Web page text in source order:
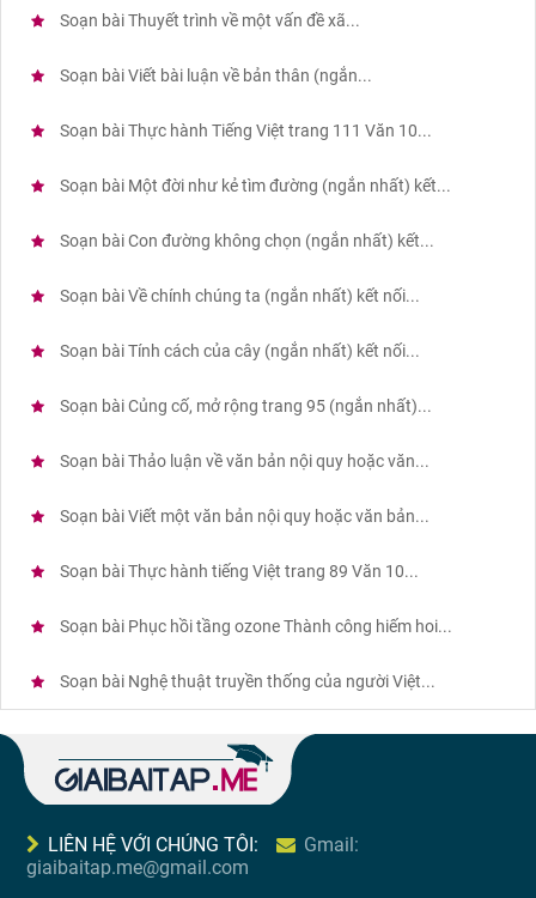
Soạn bài Thuyết trình về một vấn đề xã...
Soạn bài Viết bài luận về bản thân (ngắn...
Soạn bài Thực hành Tiếng Việt trang 111 Văn 10...
Soạn bài Một đời như kẻ tìm đường (ngắn nhất) kết...
Soạn bài Con đường không chọn (ngắn nhất) kết...
Soạn bài Về chính chúng ta (ngắn nhất) kết nối...
Soạn bài Tính cách của cây (ngắn nhất) kết nối...
Soạn bài Củng cố, mở rộng trang 95 (ngắn nhất)...
Soạn bài Thảo luận về văn bản nội quy hoặc văn...
Soạn bài Viết một văn bản nội quy hoặc văn bản...
Soạn bài Thực hành tiếng Việt trang 89 Văn 10...
Soạn bài Phục hồi tầng ozone Thành công hiếm hoi...
Soạn bài Nghệ thuật truyền thống của người Việt...
LIÊN HỆ VỚI CHÚNG TÔI:
Gmail:
giaibaitap.me@gmail.com